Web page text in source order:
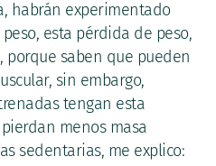
habrán experimentado
esta pérdida de peso,
porque saben que pueden
sin embargo,
tengan esta
menos masa
sedentarias, me explico: